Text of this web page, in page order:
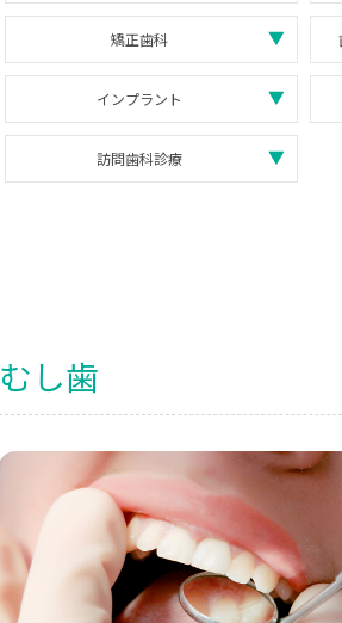
矯正歯科
インプラント
訪問歯科診療
むし歯